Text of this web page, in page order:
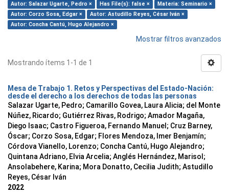
Autor: Salazar Ugarte, Pedro ×
Has File(s): false ×
Materia: Seminario ×
Autor: Corzo Sosa, Edgar ×
Autor: Astudillo Reyes, César Iván ×
Autor: Concha Cantú, Hugo Alejandro ×
Mostrar filtros avanzados
Mostrando ítems 1-1 de 1
Mesa de Trabajo 1. Retos y Perspectivas del Estado-Nación:
desde el derecho a los derechos de todas las personas
Salazar Ugarte, Pedro; Camarillo Govea, Laura Alicia; del Monte
Núñez, Ricardo; Gutiérrez Rivas, Rodrigo; Amador Magaña,
Diego Isaac; Castro Figueroa, Fernando Manuel ; Cruz Barney,
Óscar; Corzo Sosa, Edgar; Flores Mendoza, Imer Benjamín;
Córdova Vianello, Lorenzo; Concha Cantú, Hugo Alejandro;
Quintana Adriano, Elvia Arcelia; Anglés Hernández, Marisol ;
Ansolabehere, Karina; Mora Donatto, Cecilia Judith; Astudillo
Reyes, César Iván
2022